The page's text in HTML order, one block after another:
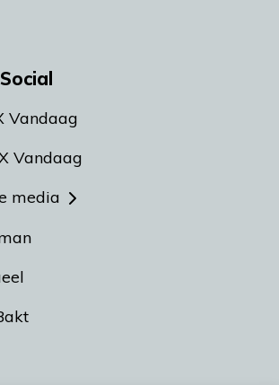
Vandaag
Vandaag
media